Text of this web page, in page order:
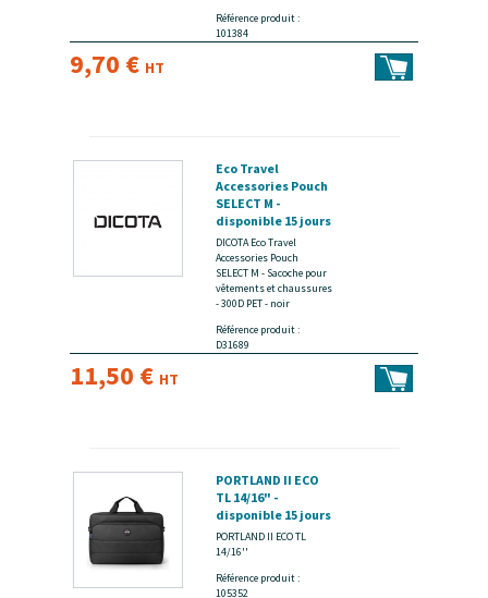
Référence produit :
101384
9,70 € HT
Eco Travel
Accessories Pouch
SELECT M -
disponible 15 jours
DICOTA Eco Travel
Accessories Pouch
SELECT M - Sacoche pour
vêtements et chaussures
- 300D PET - noir
Référence produit :
D31689
11,50 € HT
PORTLAND II ECO
TL 14/16" -
disponible 15 jours
PORTLAND II ECO TL
14/16''
Référence produit :
105352